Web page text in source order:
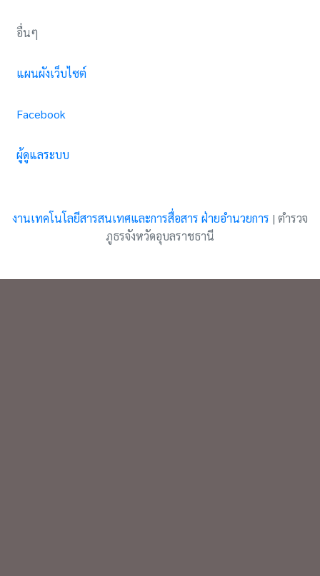
อื่นๆ
แผนผังเว็บไซต์
Facebook
ผู้ดูแลระบบ
งานเทคโนโลยีสารสนเทศและการสื่อสาร ฝ่ายอำนวยการ | ตำรวจ
ภูธรจังหวัดอุบลราชธานี